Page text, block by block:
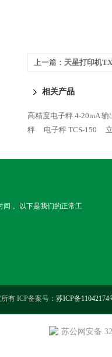
上一篇： 天星打印机
相关产品
高精度电子秤 4-20mA 输
秤
电子秤 TCS-150
间 。以下是我们的正常工
有 ICP备案号： 苏ICP备11042174
苏公网安备